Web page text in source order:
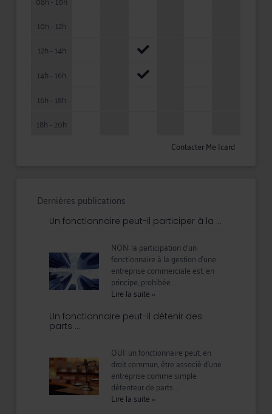
10h - 12h
12h - 14h
14h - 16h
16h - 18h
18h - 20h
Contacter Me Icard
Dernières publications
Un fonctionnaire peut-il participer à la ...
NON: la participation d’un
fonctionnaire à la gestion d’une
entreprise commerciale est, en
principe, prohibée ...
Lire la suite››
Un fonctionnaire peut-il détenir des
parts ...
OUI: un fonctionnaire peut, en
droit commun, être associé d’une
entreprise comme simple
détenteur de parts ...
Lire la suite››